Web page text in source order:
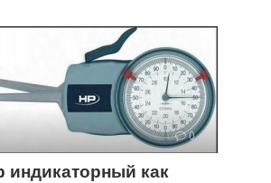
0
индикаторный как